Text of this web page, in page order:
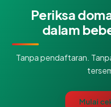
Periksa
dalam
Tanpa pendaftaran.
Mulai